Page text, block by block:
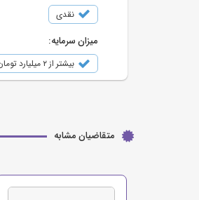
نقدی
میزان سرمایه:
بیشتر از ۲ میلیارد تومان
متقاضیان مشابه